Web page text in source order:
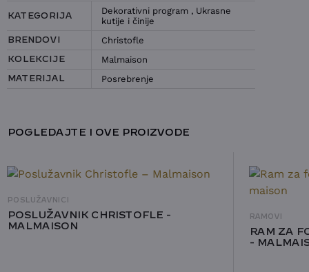
IME I PREZIME
IZABERITE TEMU: UPIT ZA DOSTUPNOST
KATEGORIJA Dekorativni program , Ukrasne
kutije i činije
BRENDOVI Christofle
KOLEKCIJE Malmaison
MATERIJAL Posrebrenje
POGLEDAJTE I OVE PROIZVODE
POSLUŽAVNICI
POSLUŽAVNIK CHRISTOFLE -
MALMAISON
RAMOVI
RAM ZA
-